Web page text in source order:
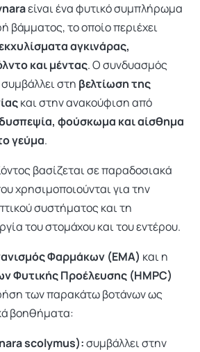
είναι ένα φυτικό συμπλήρωμα
βάμματος, το οποίο περιέχει
αγκινάρας,
και μέντας. Ο συνδυασμός
στη βελτίωση της
και στην ανακούφιση από
φούσκωμα και αίσθημα
γεύμα.
βασίζεται σε παραδοσιακά
χρησιμοποιούνται για την
συστήματος και τη
του στομάχου και του εντέρου.
Φαρμάκων (EMA) και η
Φυτικής Προέλευσης (HMPC)
των παρακάτω βοτάνων ως
βοηθήματα:
scolymus):συμβάλλει στην